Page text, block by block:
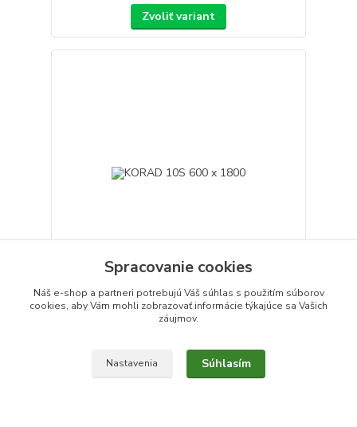
Zvoliť variant
KORAD 10S 600 x 1800
Zvoliť variant
Spracovanie cookies
Náš e-shop a partneri potrebujú Váš súhlas s použitím súborov
cookies, aby Vám mohli zobrazovať informácie týkajúce sa Vašich
záujmov.
Nastavenia Súhlasím